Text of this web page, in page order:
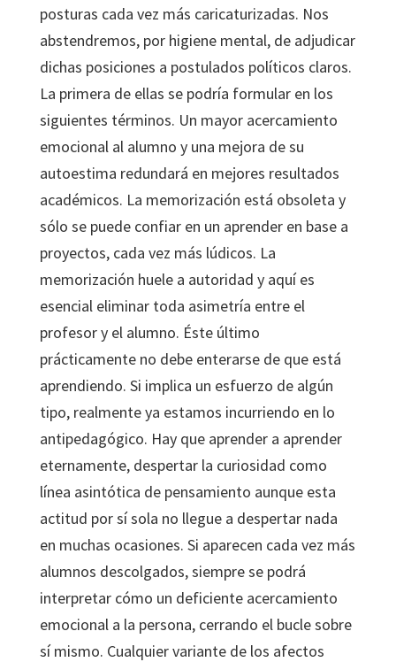
posturas cada vez más caricaturizadas. Nos
abstendremos, por higiene mental, de adjudicar
dichas posiciones a postulados políticos claros.
La primera de ellas se podría formular en los
siguientes términos. Un mayor acercamiento
emocional al alumno y una mejora de su
autoestima redundará en mejores resultados
académicos. La memorización está obsoleta y
sólo se puede confiar en un aprender en base a
proyectos, cada vez más lúdicos. La
memorización huele a autoridad y aquí es
esencial eliminar toda asimetría entre el
profesor y el alumno. Éste último
prácticamente no debe enterarse de que está
aprendiendo. Si implica un esfuerzo de algún
tipo, realmente ya estamos incurriendo en lo
antipedagógico. Hay que aprender a aprender
eternamente, despertar la curiosidad como
línea asintótica de pensamiento aunque esta
actitud por sí sola no llegue a despertar nada
en muchas ocasiones. Si aparecen cada vez más
alumnos descolgados, siempre se podrá
interpretar cómo un deficiente acercamiento
emocional a la persona, cerrando el bucle sobre
sí mismo. Cualquier variante de los afectos